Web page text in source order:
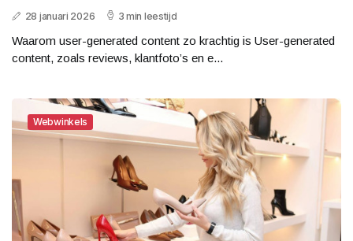
28 januari 2026 3 min leestijd
Waarom user-generated content zo krachtig is User-generated
content, zoals reviews, klantfoto’s en e...
Webwinkels